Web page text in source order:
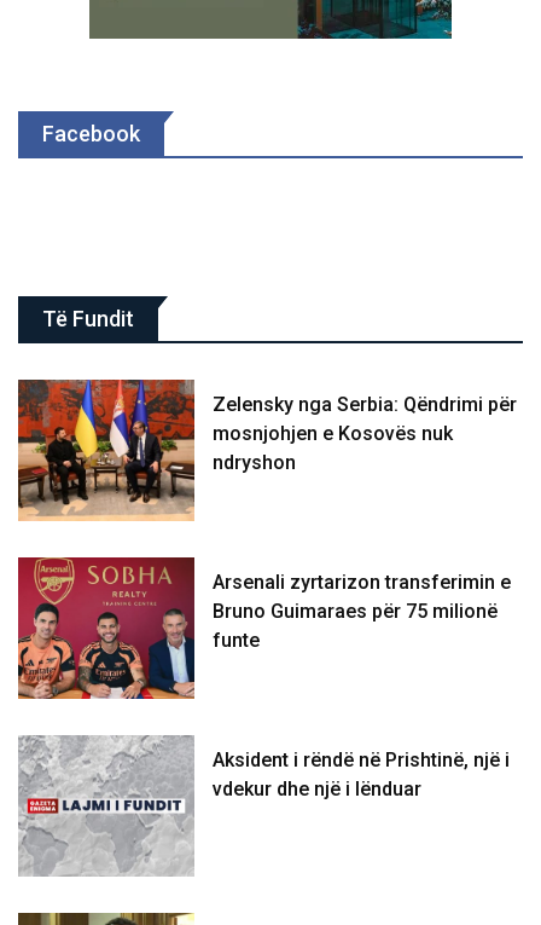
Facebook
Të Fundit
Zelensky nga Serbia: Qëndrimi për
mosnjohjen e Kosovës nuk
ndryshon
Arsenali zyrtarizon transferimin e
Bruno Guimaraes për 75 milionë
funte
Aksident i rëndë në Prishtinë, një i
vdekur dhe një i lënduar